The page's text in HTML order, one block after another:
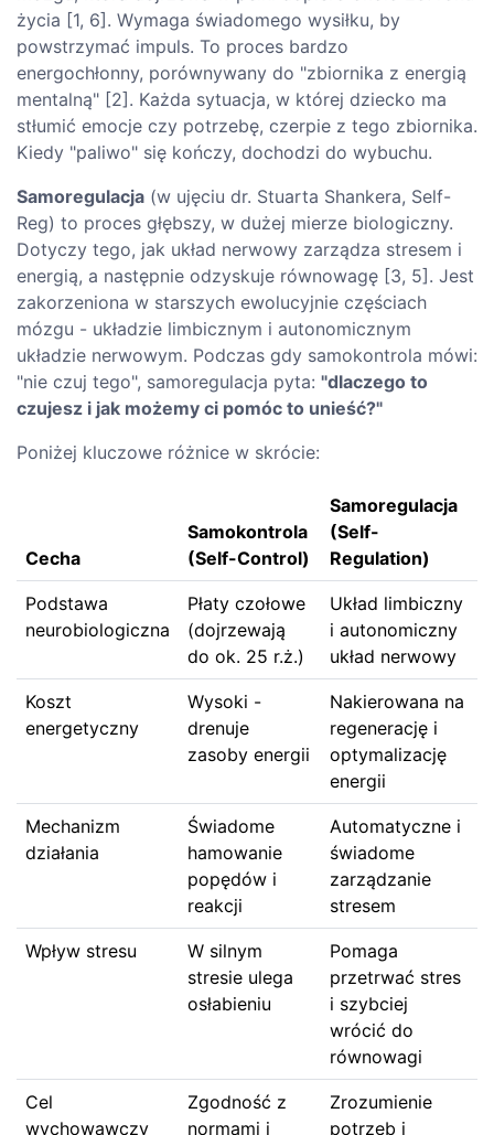
życia [1, 6]. Wymaga świadomego wysiłku, by
powstrzymać impuls. To proces bardzo
energochłonny, porównywany do "zbiornika z energią
mentalną" [2]. Każda sytuacja, w której dziecko ma
stłumić emocje czy potrzebę, czerpie z tego zbiornika.
Kiedy "paliwo" się kończy, dochodzi do wybuchu.
Samoregulacja (w ujęciu dr. Stuarta Shankera, Self-
Reg) to proces głębszy, w dużej mierze biologiczny.
Dotyczy tego, jak układ nerwowy zarządza stresem i
energią, a następnie odzyskuje równowagę [3, 5]. Jest
zakorzeniona w starszych ewolucyjnie częściach
mózgu - układzie limbicznym i autonomicznym
układzie nerwowym. Podczas gdy samokontrola mówi:
"nie czuj tego", samoregulacja pyta: "dlaczego to
czujesz i jak możemy ci pomóc to unieść?"
Poniżej kluczowe różnice w skrócie:
Cecha
Samokontrola
(Self-Control)
Samoregulacja
(Self-
Regulation)
Podstawa
neurobiologiczna
Płaty czołowe
(dojrzewają
do ok. 25 r.ż.)
Układ limbiczny
i autonomiczny
układ nerwowy
Koszt
energetyczny
Wysoki -
drenuje
zasoby energii
Nakierowana na
regenerację i
optymalizację
energii
Mechanizm
działania
Świadome
hamowanie
popędów i
reakcji
Automatyczne i
świadome
zarządzanie
stresem
Wpływ stresu
W silnym
stresie ulega
osłabieniu
Pomaga
przetrwać stres
i szybciej
wrócić do
równowagi
Cel
wychowawczy
Zgodność z
normami i
Zrozumienie
potrzeb i